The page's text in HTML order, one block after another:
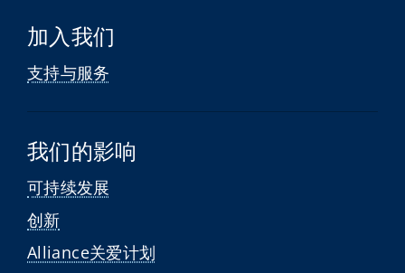
加入我们
支持与服务
我们的影响
可持续发展
创新
Alliance关爱计划